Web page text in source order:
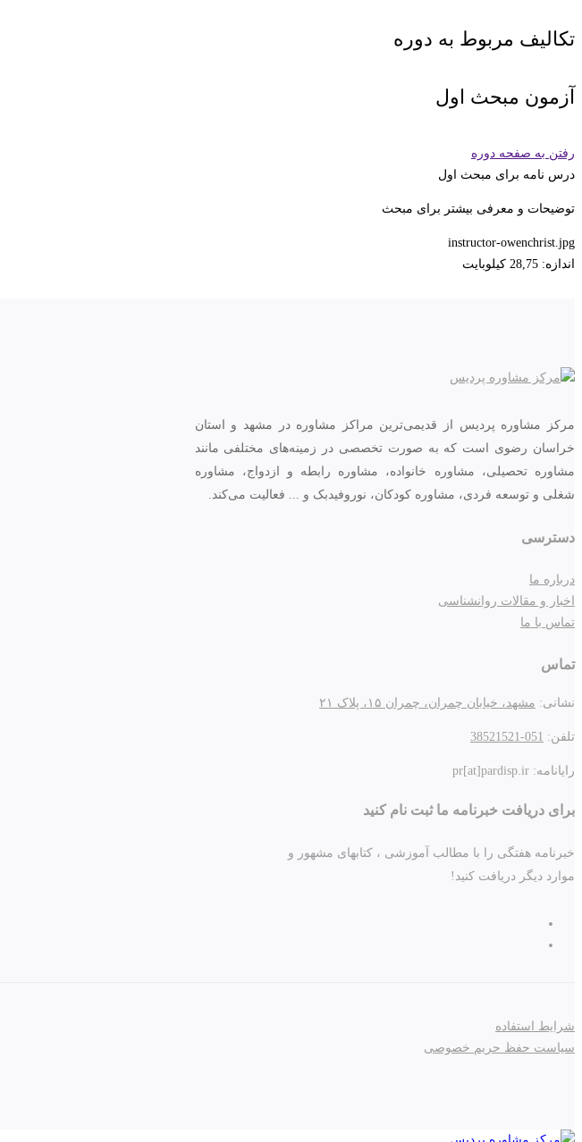
تکالیف مربوط به دوره
آزمون مبحث اول
رفتن به صفحه دوره
درس نامه برای مبحث اول
توضیحات و معرفی بیشتر برای مبحث
instructor-owenchrist.jpg
اندازه: 28,75 کیلوبایت
مرکز مشاوره پردیس از قدیمی‌ترین مراکز مشاوره در مشهد و استان
خراسان رضوی است که به صورت تخصصی در زمینه‌های مختلفی مانند
مشاوره تحصیلی، مشاوره خانواده، مشاوره رابطه و ازدواج، مشاوره
شغلی و توسعه فردی، مشاوره کودکان، نوروفیدبک و ... فعالیت می‌کند.
دسترسی
درباره ما
اخبار و مقالات روانشناسی
تماس با ما
تماس
نشانی: مشهد، خیابان چمران، چمران ۱۵، پلاک ۲۱
تلفن: 051-38521521
رایانامه: pr[at]pardisp.ir
برای دریافت خبرنامه ما ثبت نام کنید
خبرنامه هفتگی را با مطالب آموزشی ، کتابهای مشهور و
موارد دیگر دریافت کنید!
شرایط استفاده
سیاست حفظ حریم خصوصی